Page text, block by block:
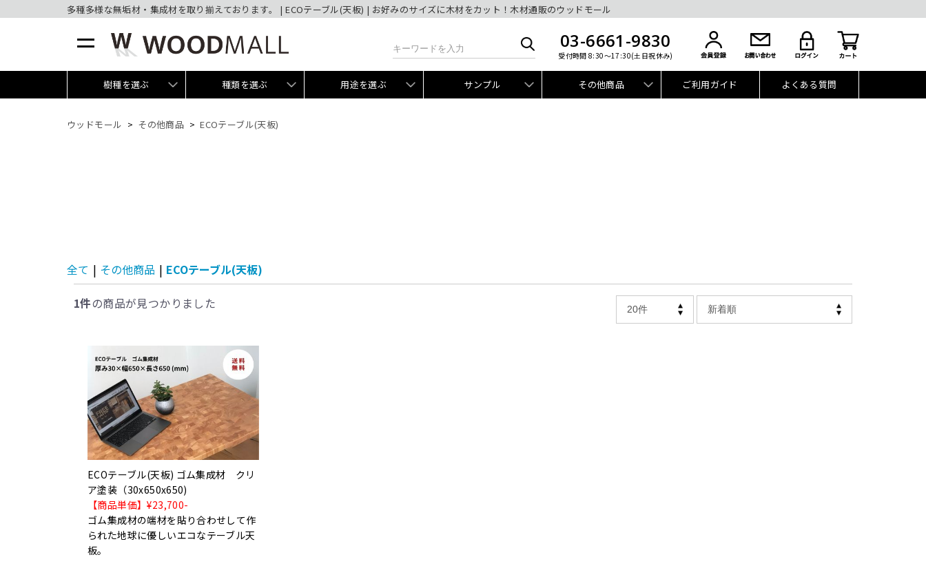
多種多様な無垢材・集成材を取り揃えております。 | ECOテーブル(天板) | お好みのサイズに木材をカット！木材通販のウッドモール
03-6661-9830
受付時間 8:30～17:30(土日祝休み)
樹種を選ぶ 種類を選ぶ 用途を選ぶ サンプル その他商品 ご利用ガイド よくある質問
ウッドモール その他商品 ECOテーブル(天板)
全て | その他商品 | ECOテーブル(天板)
1件の商品が見つかりました
ECOテーブル(天板) ゴム集成材 クリ
ア塗装（30x650x650)
【商品単価】¥23,700-
ゴム集成材の端材を貼り合わせして作
られた地球に優しいエコなテーブル天
板。